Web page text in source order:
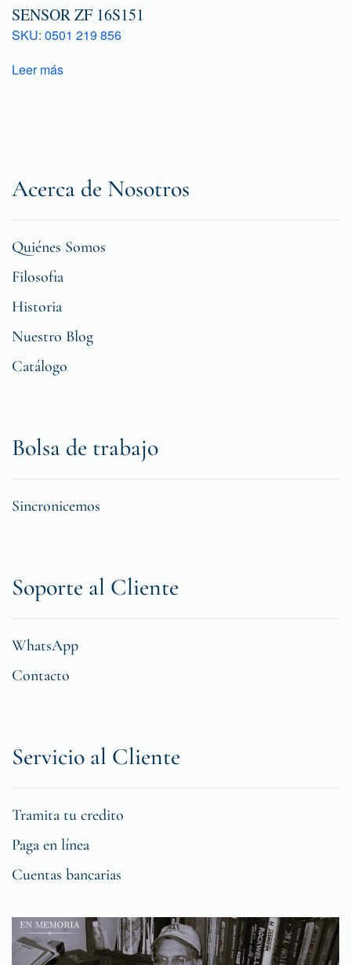
SENSOR ZF 16S151
SKU: 0501 219 856
Leer más
Acerca de Nosotros
Quiénes Somos
Filosofia
Historia
Nuestro Blog
Catálogo
Bolsa de trabajo
Sincronicemos
Soporte al Cliente
WhatsApp
Contacto
Servicio al Cliente
Tramita tu credito
Paga en línea
Cuentas bancarias